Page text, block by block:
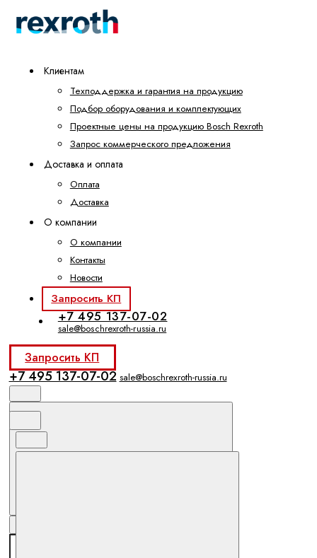
Клиентам
Техподдержка и гарантия на продукцию
Подбор оборудования и комплектующих
Проектные цены на продукцию Bosch Rexroth
Запрос коммерческого предложения
Доставка и оплата
Оплата
Доставка
О компании
О компании
Контакты
Новости
Запросить КП
+7 495 137-07-02
sale@boschrexroth-russia.ru
Запросить КП
+7 495 137-07-02 sale@boschrexroth-russia.ru